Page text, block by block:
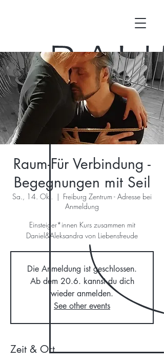
Raum-Für Verbindung -
Begegnungen mit Seil
Sa., 14. Okt.
  |
Freiburg Zentrum - Adresse bei
Anmeldung
Einsteiger*innen Kurs zusammen mit
Daniel&Aleksandra von Liebensfreude
Die Anmeldung ist geschlossen.
Ab dem 20.6. kannst du dich
wieder anmelden.
See other events
Zeit & Ort